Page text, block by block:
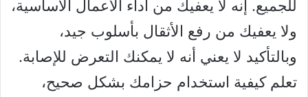
للجميع. إنه لا يعفيك من أداء الأعمال الأساسية،
ولا يعفيك من رفع الأثقال بأسلوب جيد،
وبالتأكيد لا يعني أنه لا يمكنك التعرض للإصابة.
تعلم كيفية استخدام حزامك بشكل صحيح،